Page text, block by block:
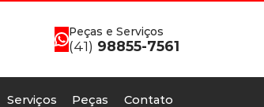
Peças e Serviços
(41) 98855-7561
Serviços Peças Contato